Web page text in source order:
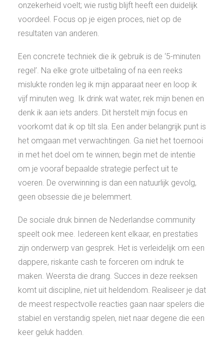
onzekerheid voelt; wie rustig blijft heeft een duidelijk
voordeel. Focus op je eigen proces, niet op de
resultaten van anderen.
Een concrete techniek die ik gebruik is de ‘5-minuten
regel’. Na elke grote uitbetaling of na een reeks
mislukte ronden leg ik mijn apparaat neer en loop ik
vijf minuten weg. Ik drink wat water, rek mijn benen en
denk ik aan iets anders. Dit herstelt mijn focus en
voorkomt dat ik op tilt sla. Een ander belangrijk punt is
het omgaan met verwachtingen. Ga niet het toernooi
in met het doel om te winnen; begin met de intentie
om je vooraf bepaalde strategie perfect uit te
voeren. De overwinning is dan een natuurlijk gevolg,
geen obsessie die je belemmert.
De sociale druk binnen de Nederlandse community
speelt ook mee. Iedereen kent elkaar, en prestaties
zijn onderwerp van gesprek. Het is verleidelijk om een
dappere, riskante cash te forceren om indruk te
maken. Weersta die drang. Succes in deze reeksen
komt uit discipline, niet uit heldendom. Realiseer je dat
de meest respectvolle reacties gaan naar spelers die
stabiel en verstandig spelen, niet naar degene die een
keer geluk hadden.